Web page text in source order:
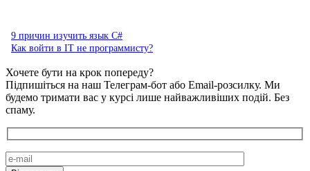
9 причин изучить язык C#
Как войти в IT не программисту?
Хочете бути на крок попереду?
Підпишіться на наш Телеграм-бот або Email-розсилку. Ми
будемо тримати вас у курсі лише найважливіших подій. Без
спаму.